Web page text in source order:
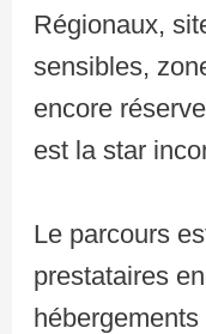
Régionaux,
sensibles,
encore
est la star
Le parcours
prestataires